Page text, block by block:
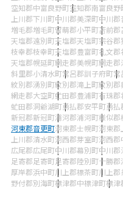
空知郡中富良野町空知郡南富良野
上川郡下川町中川郡美深町中川郡
増毛郡増毛町留萌郡小平町苫前郡
天塩郡遠別町天塩郡天塩町宗谷郡
枝幸郡枝幸町天塩郡豊富町礼文郡
天塩郡幌延町網走郡美幌町網走郡
斜里郡小清水町常呂郡訓子府町常
紋別郡湧別町紋別郡滝上町紋別郡
網走郡大空町虻田郡豊浦町有珠郡
虻田郡洞爺湖町勇払郡安平町勇払
新冠郡新冠町浦河郡浦河町様似郡
河東郡音更町河東郡士幌町河東郡
上川郡清水町河西郡芽室町河西郡
広尾郡広尾町中川郡幕別町中川郡
足寄郡足寄町足寄郡陸別町十勝郡
厚岸郡浜中町川上郡標茶町川上郡
野付郡別海町標津郡中標津町標津